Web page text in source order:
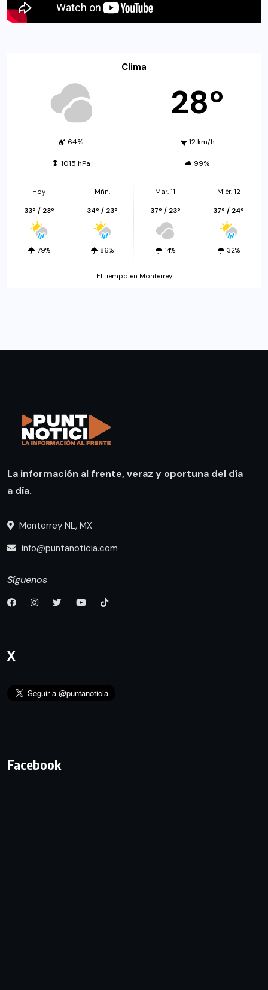
Clima
28º
64% 12 km/h
1015 hPa 99%
Hoy
33º / 23º
79%
Mñn.
34º / 23º
86%
Mar. 11
37º / 23º
14%
Miér. 12
37º / 24º
32%
El tiempo en Monterrey
La información al frente, veraz y oportuna del día
a día.
Monterrey NL, MX
info@puntanoticia.com
Síguenos
X
Facebook